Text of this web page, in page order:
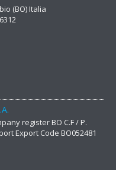
(BO) Italia
register BO C.F / P.
Export Code BO052481